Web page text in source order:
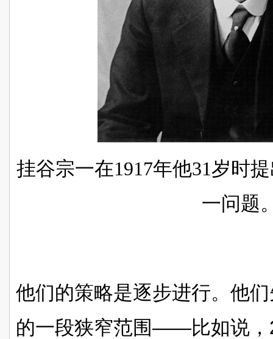
挂谷宗一在1917年他31岁时
一问题
他们的策略是逐步进行。他
的一段狭窄范围——比如说